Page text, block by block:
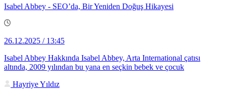
Isabel Abbey - SEO’da, Bir Yeniden Doğuş Hikayesi
26.12.2025 / 13:45
Isabel Abbey Hakkında Isabel Abbey, Arta International çatısı
altında, 2009 yılından bu yana en seçkin bebek ve çocuk
Hayriye Yıldız